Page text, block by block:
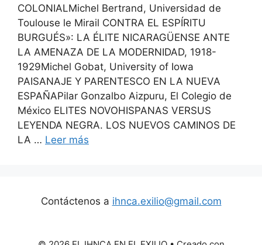
COLONIALMichel Bertrand, Universidad de
Toulouse le Mirail CONTRA EL ESPÍRITU
BURGUÉS»: LA ÉLITE NICARAGÜENSE ANTE
LA AMENAZA DE LA MODERNIDAD, 1918-
1929Michel Gobat, University of Iowa
PAISANAJE Y PARENTESCO EN LA NUEVA
ESPAÑAPilar Gonzalbo Aizpuru, El Colegio de
México ELITES NOVOHISPANAS VERSUS
LEYENDA NEGRA. LOS NUEVOS CAMINOS DE
LA … Leer más
Contáctenos a ihnca.exilio@gmail.com